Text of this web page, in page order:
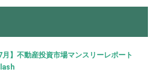
月】不動産投資市場マンスリーレポート